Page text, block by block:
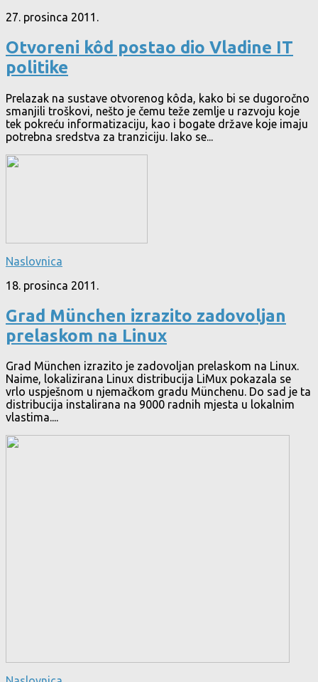
27. prosinca 2011.
Otvoreni kôd postao dio Vladine IT
politike
Prelazak na sustave otvorenog kôda, kako bi se dugoročno
smanjili troškovi, nešto je čemu teže zemlje u razvoju koje
tek pokreću informatizaciju, kao i bogate države koje imaju
potrebna sredstva za tranziciju. Iako se...
Naslovnica
18. prosinca 2011.
Grad München izrazito zadovoljan
prelaskom na Linux
Grad München izrazito je zadovoljan prelaskom na Linux.
Naime, lokalizirana Linux distribucija LiMux pokazala se
vrlo uspješnom u njemačkom gradu Münchenu. Do sad je ta
distribucija instalirana na 9000 radnih mjesta u lokalnim
vlastima....